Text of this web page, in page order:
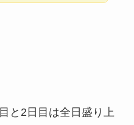
と2日目は全日盛り上